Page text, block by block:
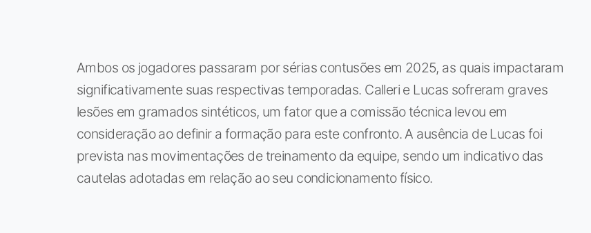
Ambos os jogadores passaram por sérias contusões em 2025, as quais impactaram
significativamente suas respectivas temporadas. Calleri e Lucas sofreram graves
lesões em gramados sintéticos, um fator que a comissão técnica levou em
consideração ao definir a formação para este confronto. A ausência de Lucas foi
prevista nas movimentações de treinamento da equipe, sendo um indicativo das
cautelas adotadas em relação ao seu condicionamento físico.